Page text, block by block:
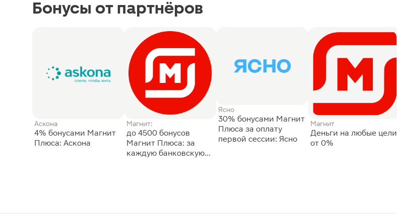
Бонусы от партнёров
Аскона
4% бонусами Магнит
Плюса: Аскона
Магнит:
до 4500 бонусов
Магнит Плюса: за
каждую банковскую
Ясно
30% бонусами Магнит
Плюса за оплату
первой сессии: Ясно
Магнит
Деньги на любые цели
от 0%